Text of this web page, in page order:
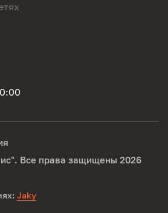
Все права защищены 2026
Jaky